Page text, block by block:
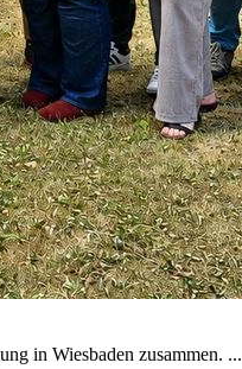
in Wiesbaden zusammen. ...